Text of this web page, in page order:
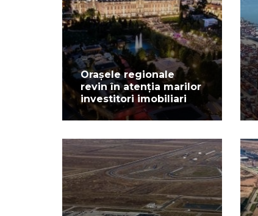
Orașele regionale
revin în atenția marilor
investitori imobiliari